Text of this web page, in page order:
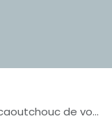
de votre voiture